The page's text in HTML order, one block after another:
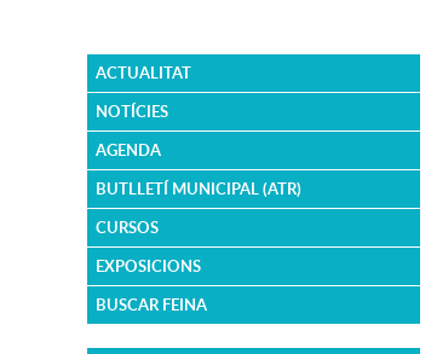
ACTUALITAT
NOTÍCIES
AGENDA
BUTLLETÍ MUNICIPAL (ATR)
CURSOS
EXPOSICIONS
BUSCAR FEINA